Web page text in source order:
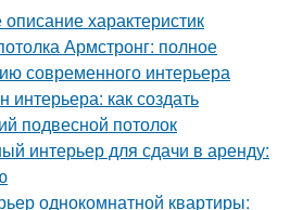
характеристик
Армстронг: полное
современного интерьера
как создать
подвесной потолок
интерьер для сдачи в аренду:
однокомнатной квартиры: